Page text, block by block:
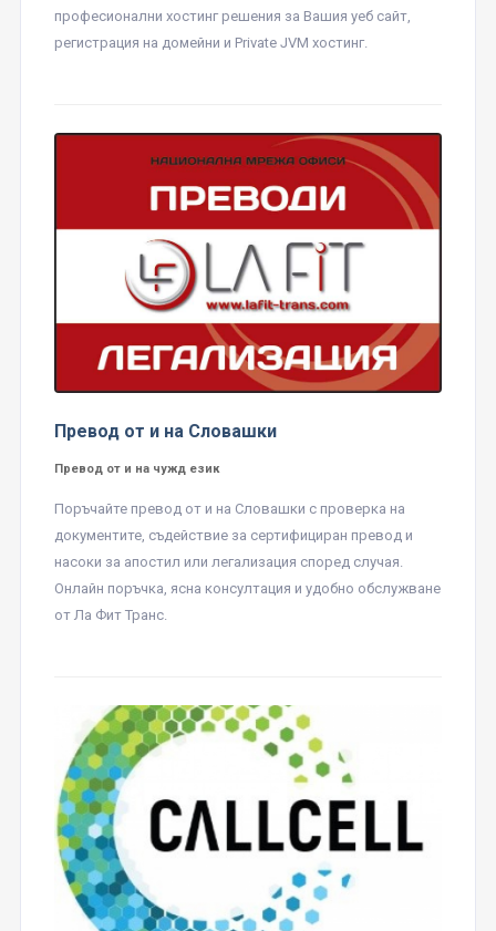
професионални хостинг решения за Вашия уеб сайт,
регистрация на домейни и Private JVM хостинг.
Превод от и на Словашки
Превод от и на чужд език
Поръчайте превод от и на Словашки с проверка на
документите, съдействие за сертифициран превод и
насоки за апостил или легализация според случая.
Онлайн поръчка, ясна консултация и удобно обслужване
от Ла Фит Транс.